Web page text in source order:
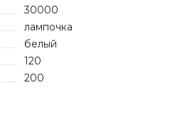
30000
лампочка
белый
120
200